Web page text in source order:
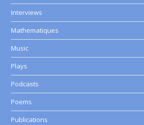
Interviews
Mathematiques
Music
Plays
Podcasts
Poems
Publications